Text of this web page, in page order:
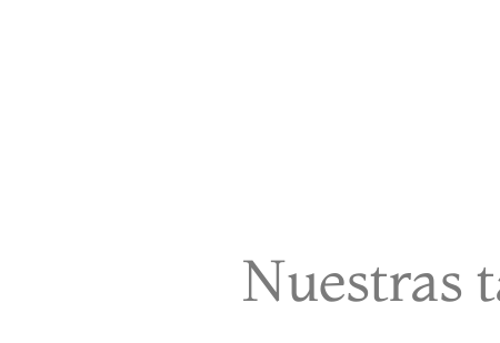
Nuestras